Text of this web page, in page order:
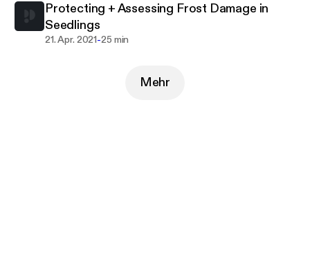
Protecting + Assessing Frost Damage in
Seedlings
21. Apr. 2021-25 min
Mehr